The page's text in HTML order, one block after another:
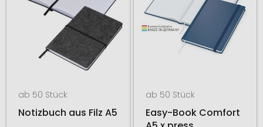
ab 50 Stück
Notizbuch aus Filz A5
ab 50 Stück
Easy-Book Comfort